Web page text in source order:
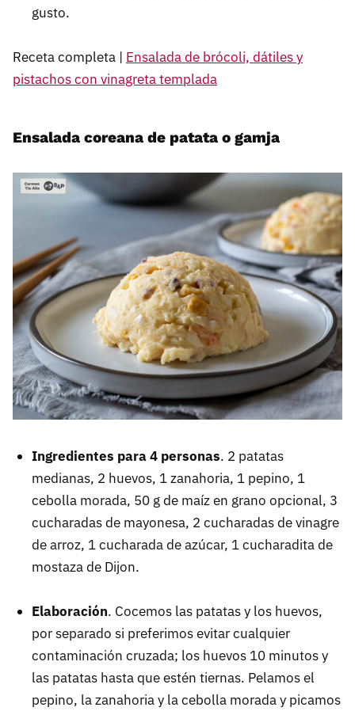
gusto.
Receta completa | Ensalada de brócoli, dátiles y
pistachos con vinagreta templada
Ensalada coreana de patata o gamja
Ingredientes para 4 personas. 2 patatas
medianas, 2 huevos, 1 zanahoria, 1 pepino, 1
cebolla morada, 50 g de maíz en grano opcional, 3
cucharadas de mayonesa, 2 cucharadas de vinagre
de arroz, 1 cucharada de azúcar, 1 cucharadita de
mostaza de Dijon.
Elaboración. Cocemos las patatas y los huevos,
por separado si preferimos evitar cualquier
contaminación cruzada; los huevos 10 minutos y
las patatas hasta que estén tiernas. Pelamos el
pepino, la zanahoria y la cebolla morada y picamos